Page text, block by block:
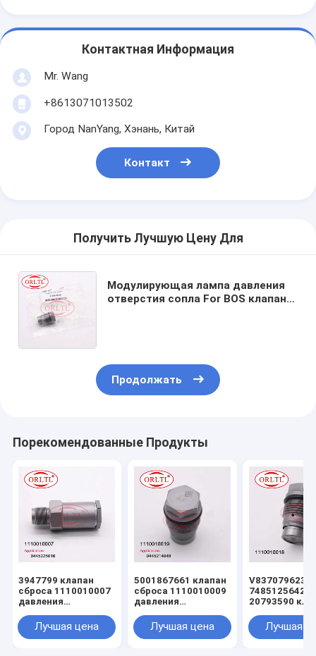
Контактная Информация
Mr. Wang
+8613071013502
Город NanYang, Хэнань, Китай
Контакт
Получить Лучшую Цену Для
Модулирующая лампа давления
отверстия сопла For BOS клапана
Продолжать
Порекомендованные Продукты
3947799 клапан
сброса 1110010007
давления
504053866
коллекторов
Лучшая цена
5001867661 клапан
сброса 1110010009
давления
3588337
оригиналов
Лучшая цена
V837079623
7485125642
20793590
1110010018
давления
Лучшая